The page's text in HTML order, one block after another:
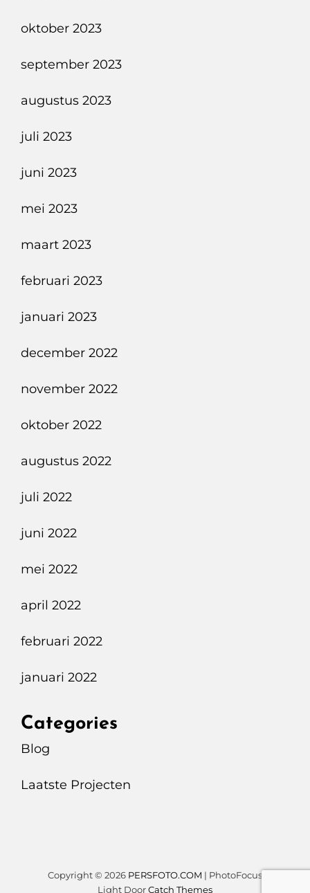
oktober 2023
september 2023
augustus 2023
juli 2023
juni 2023
mei 2023
maart 2023
februari 2023
januari 2023
december 2022
november 2022
oktober 2022
augustus 2022
juli 2022
juni 2022
mei 2022
april 2022
februari 2022
januari 2022
Categories
Blog
Laatste Projecten
Copyright © 2026 PERSFOTO.COM | PhotoFocus
Light DoorCatch Themes